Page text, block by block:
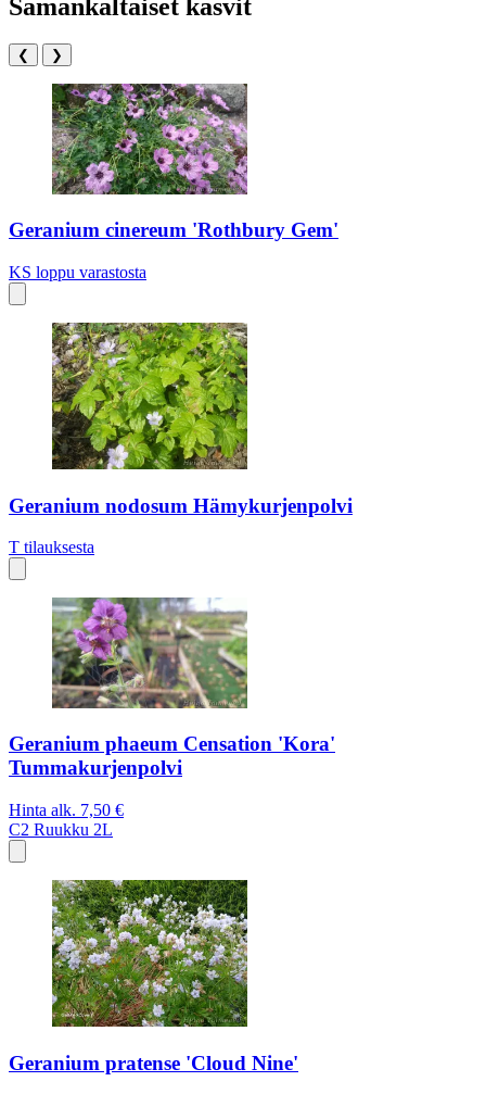
Samankaltaiset kasvit
❮ ❯
Geranium cinereum 'Rothbury Gem'
KS loppu varastosta
Geranium nodosum Hämykurjenpolvi
T tilauksesta
Geranium phaeum Censation 'Kora'
Tummakurjenpolvi
Hinta alk. 7,50 €
C2 Ruukku 2L
Geranium pratense 'Cloud Nine'